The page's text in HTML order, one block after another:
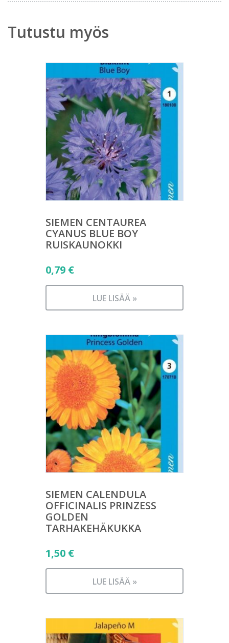
Tutustu myös
SIEMEN CENTAUREA
CYANUS BLUE BOY
RUISKAUNOKKI
0,79 €
LUE LISÄÄ »
SIEMEN CALENDULA
OFFICINALIS PRINZESS
GOLDEN
TARHAKEHÄKUKKA
1,50 €
LUE LISÄÄ »